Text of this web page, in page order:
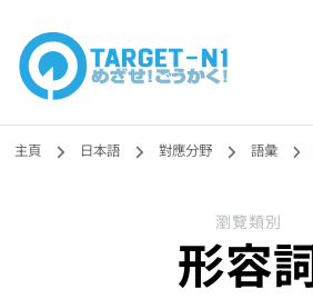
目標!!日本
N1合格
勉強コンテンツも追加予定!!】
主頁 日本語 對應分野 語彙
瀏覽類別
形容